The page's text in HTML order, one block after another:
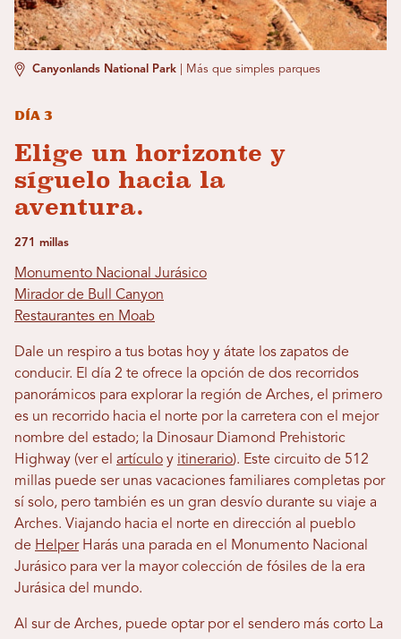
Canyonlands National Park Más que simples parques
Día 3
Elige un horizonte y
síguelo hacia la
aventura.
271 millas
Monumento Nacional Jurásico
Mirador de Bull Canyon
Restaurantes en Moab
Dale un respiro a tus botas hoy y átate los zapatos de
conducir. El día 2 te ofrece la opción de dos recorridos
panorámicos para explorar la región de Arches, el primero
es un recorrido hacia el norte por la carretera con el mejor
nombre del estado; la Dinosaur Diamond Prehistoric
Highway (ver el artículo y itinerario). Este circuito de 512
millas puede ser unas vacaciones familiares completas por
sí solo, pero también es un gran desvío durante su viaje a
Arches. Viajando hacia el norte en dirección al pueblo
de HelperHarás una parada en el Monumento Nacional
Jurásico para ver la mayor colección de fósiles de la era
Jurásica del mundo.
Al sur de Arches, puede optar por el sendero más corto La